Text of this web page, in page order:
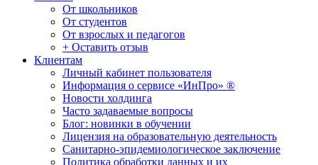
От школьников
От студентов
От взрослых и педагогов
+ Оставить отзыв
Клиентам
Личный кабинет пользователя
Информация о сервисе «ИнПро» ®
Новости холдинга
Часто задаваемые вопросы
Блог: новинки в обучении
Лицензия на образовательную деятельность
Санитарно-эпидемиологическое заключение
Политика обработки данных и их